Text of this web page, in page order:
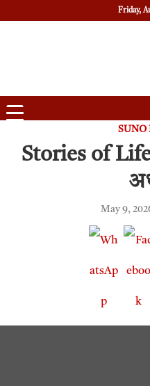
Friday,
SUNO
Stories of
May 9,